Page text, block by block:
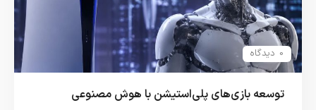
0 دیدگاه
توسعه بازی‌های پلی‌استیشن با هوش مصنوعی